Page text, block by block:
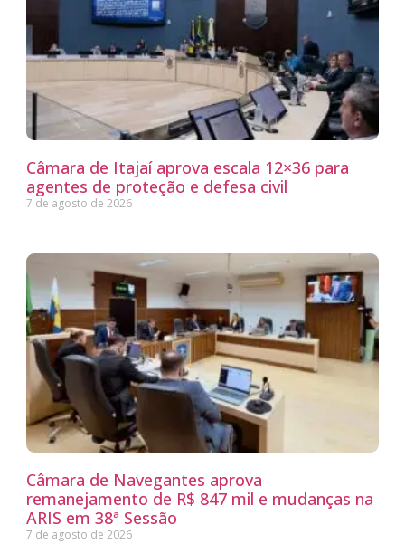
Câmara de Itajaí aprova escala 12×36 para
agentes de proteção e defesa civil
7 de agosto de 2026
Câmara de Navegantes aprova
remanejamento de R$ 847 mil e mudanças na
ARIS em 38ª Sessão
7 de agosto de 2026